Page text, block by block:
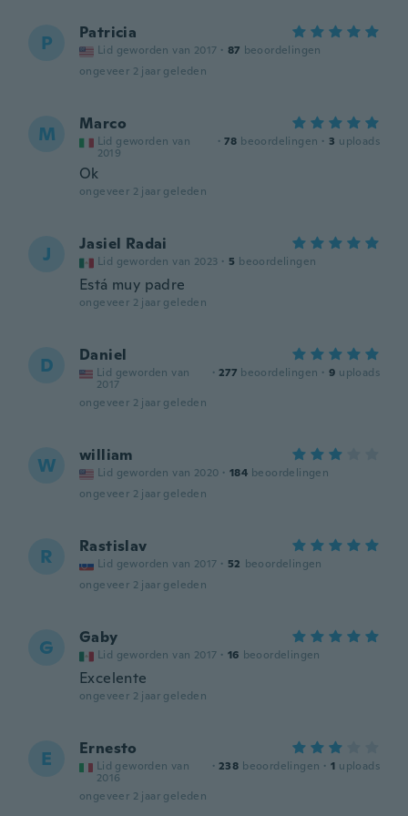
P Patricia
Lid geworden van 2017 · 87 beoordelingen
ongeveer 2 jaar geleden
M Marco
Lid geworden van
2019
· 78 beoordelingen · 3 uploads
Ok
ongeveer 2 jaar geleden
J Jasiel Radai
Lid geworden van 2023 · 5 beoordelingen
Está muy padre
ongeveer 2 jaar geleden
D Daniel
Lid geworden van
2017
· 277 beoordelingen · 9 uploads
ongeveer 2 jaar geleden
W william
Lid geworden van 2020 · 184 beoordelingen
ongeveer 2 jaar geleden
R Rastislav
Lid geworden van 2017 · 52 beoordelingen
ongeveer 2 jaar geleden
G Gaby
Lid geworden van 2017 · 16 beoordelingen
Excelente
ongeveer 2 jaar geleden
E Ernesto
Lid geworden van
2016
· 238 beoordelingen · 1 uploads
ongeveer 2 jaar geleden